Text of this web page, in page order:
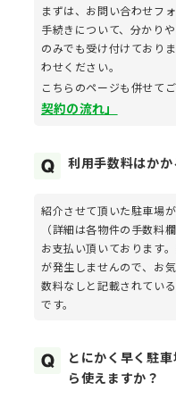
まずは、お問い合わせフ
手続きについて、分かり
のみでも受け付けており
わせください。
こちらのページも併せ
契約の流れ」
利用手数料はかか
紹介させて頂いた駐車場
（詳細は各物件の手数料
お支払い頂いております
が発生しませんので、お
数料なしと記載されてい
です。
とにかく早く駐
ら使えますか？